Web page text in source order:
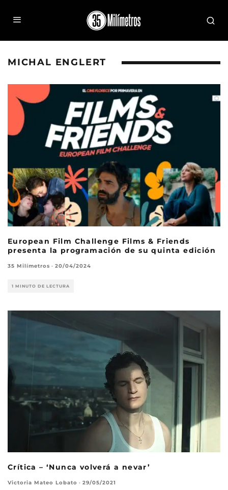
MICHAL ENGLERT
European Film Challenge Films & Friends
presenta la programación de su quinta edición
35 Milímetros · 20/04/2024
1 MINUTO DE LECTURA
Crítica – ‘Nunca volverá a nevar’
Victoria Mateo Lobato · 29/05/2021